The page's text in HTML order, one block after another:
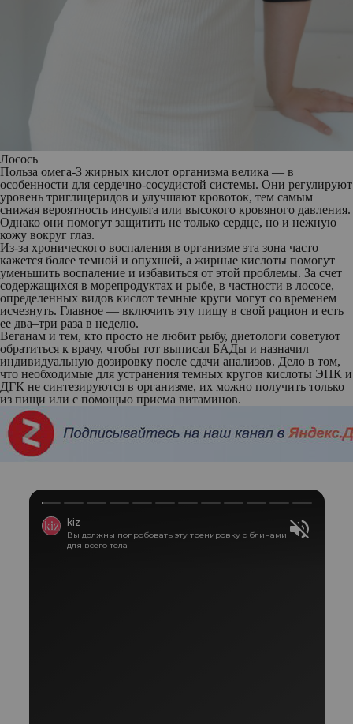
Лосось
Польза омега-3 жирных кислот организма велика — в
особенности для сердечно-сосудистой системы. Они регулируют
уровень триглицеридов и улучшают кровоток, тем самым
снижая вероятность инсульта или высокого кровяного давления.
Однако они помогут защитить не только сердце, но и нежную
кожу вокруг глаз.
Из-за хронического воспаления в организме эта зона часто
кажется более темной и опухшей, а жирные кислоты помогут
уменьшить воспаление и избавиться от этой проблемы. За счет
содержащихся в морепродуктах и рыбе, в частности в лососе,
определенных видов кислот темные круги могут со временем
исчезнуть. Главное — включить эту пищу в свой рацион и есть
ее два–три раза в неделю.
Веганам и тем, кто просто не любит рыбу, диетологи советуют
обратиться к врачу, чтобы тот выписал БАДы и назначил
индивидуальную дозировку после сдачи анализов. Дело в том,
что необходимые для устранения темных кругов кислоты ЭПК и
ДГК не синтезируются в организме, их можно получить только
из пищи или с помощью приема витаминов.